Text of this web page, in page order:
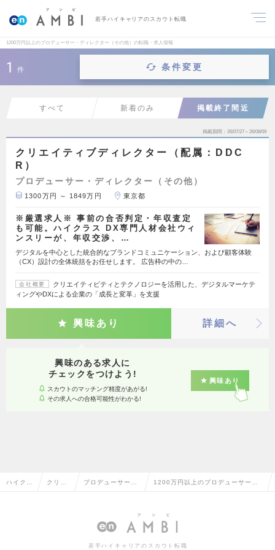
若手ハイキャリアのスカウト転職
1200万円以上のプロデューサー・ディレクター（その他）の転職・求人情報
1 件 条件変更
すべて 新着のみ 掲載終了間近
掲載期間 26/07/27～26/08/09
クリエイティブディレクター（配属：DDC
R）
プロデューサー・ディレクター（その他）
1300万円 ～ 1849万円 東京都
※厳選求人※ 事前の合否判定・年収査定
も可能。ハイクラス DX専門人材会社ウィ
ンスリーが、年収交渉、…
デジタルを中心とした統合的なブランドコミュニケーション、および顧客体験
（CX）設計の全体統括をお任せします。 広告枠の中の…
会社概要
クリエイティビティとテクノロジーを活用した、デジタルマーケテ
ィングやDXによる企業の「成長と変革」を支援
興味あり 詳細へ
興味のある求人に
チェックをつけよう!
スカウトのマッチング精度があがる!
その求人への合格可能性がわかる!
興味あり
ハイクラ クリエ プロデューサー・
の他）
1200万円以上のプロデューサー・
人情報一覧
若手ハイキャリアのスカウト転職